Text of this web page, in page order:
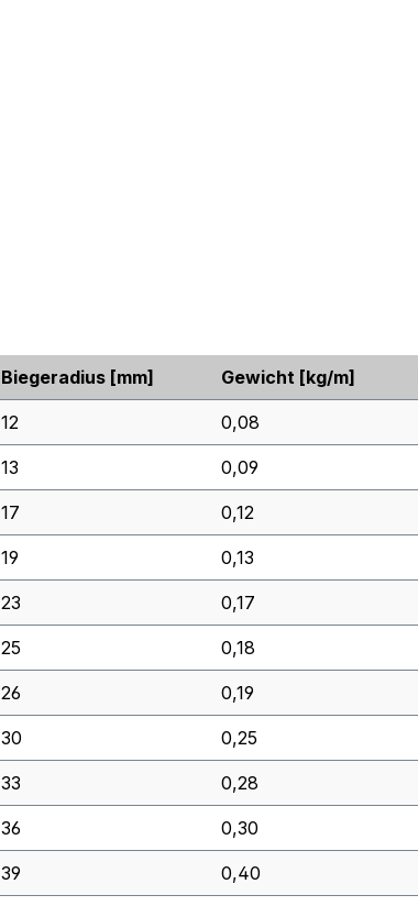
Biegeradius [mm] Gewicht [kg/m]
12 0,08
13 0,09
17 0,12
19 0,13
23 0,17
25 0,18
26 0,19
30 0,25
33 0,28
36 0,30
39 0,40